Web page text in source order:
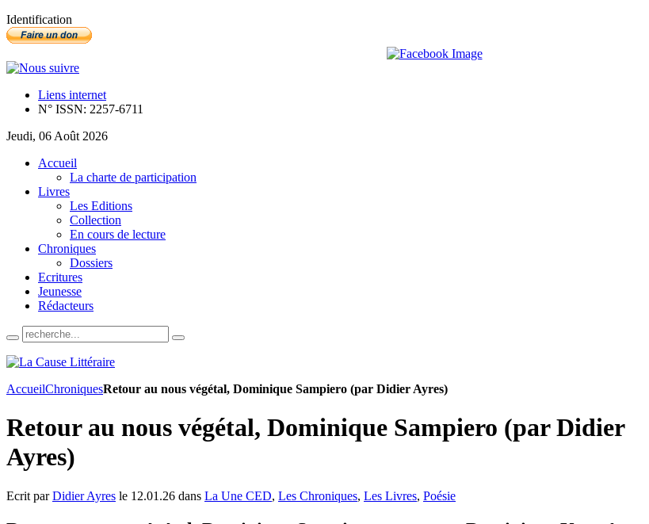
Identification
Liens internet
N° ISSN: 2257-6711
Jeudi, 06 Août 2026
Accueil
La charte de participation
Livres
Les Editions
Collection
En cours de lecture
Chroniques
Dossiers
Ecritures
Jeunesse
Rédacteurs
AccueilChroniquesRetour au nous végétal, Dominique Sampiero (par Didier Ayres)
Retour au nous végétal, Dominique Sampiero (par Didier
Ayres)
Ecrit parDidier Ayres le 12.01.26 dans La Une CED, Les Chroniques, Les Livres, Poésie